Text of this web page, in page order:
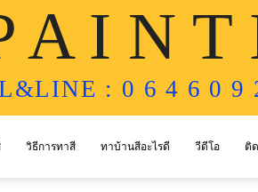
A I N T
: 0 6 4 6 0 9
วิธีการทาสี ทาบ้านสีอะไรดี วีดีโอ ติ